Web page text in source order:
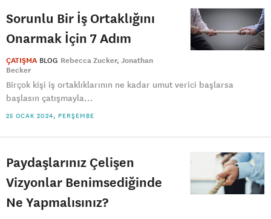
Sorunlu Bir İş Ortaklığını
Onarmak İçin 7 Adım
ÇATIŞMA BLOG Rebecca Zucker Jonathan
Becker
Birçok kişi iş ortaklıklarının ne kadar umut verici başlarsa
başlasın çatışmayla...
25 OCAK 2024, PERŞEMBE
Paydaşlarınız Çelişen
Vizyonlar Benimsediğinde
Ne Yapmalısınız?